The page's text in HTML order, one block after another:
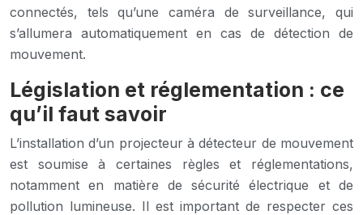
connectés, tels qu’une caméra de surveillance, qui
s’allumera automatiquement en cas de détection de
mouvement.
Législation et réglementation : ce
qu’il faut savoir
L’installation d’un projecteur à détecteur de mouvement
est soumise à certaines règles et réglementations,
notamment en matière de sécurité électrique et de
pollution lumineuse. Il est important de respecter ces